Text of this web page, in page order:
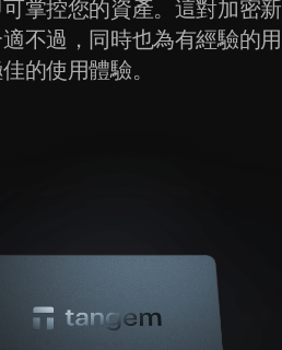
掌控您的資產。這對加密新
不過，同時也為有經驗的用
的使用體驗。